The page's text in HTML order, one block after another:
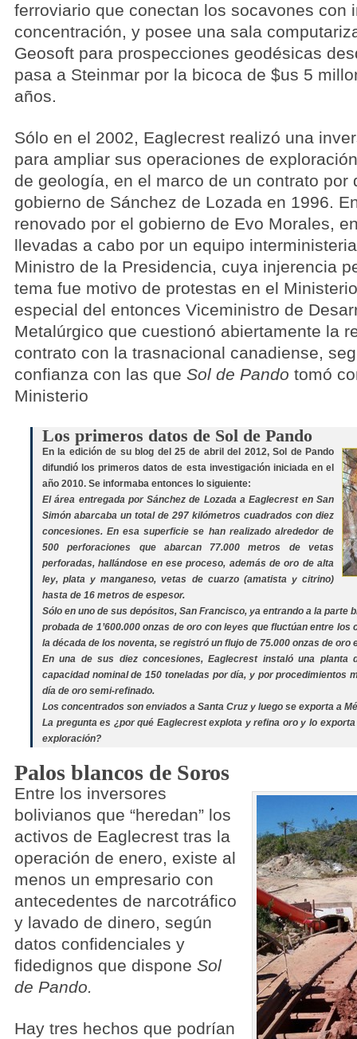
ferroviario que conectan los socavones con
concentración, y posee una sala
Geosoft para prospecciones geodésicas
pasa a Steinmar por la bicoca de $us 5
años.
Sólo en el 2002, Eaglecrest realizó una
para ampliar sus operaciones de
de geología, en el marco de un contrato por
gobierno de Sánchez de Lozada en 1996.
renovado por el gobierno de Evo Morales,
llevadas a cabo por un equipo
Ministro de la Presidencia, cuya injerencia
tema fue motivo de protestas en el
especial del entonces Viceministro de
Metalúrgico que cuestionó abiertamente la
contrato con la trasnacional canadiense,
confianza con las que Sol de Pando tomó
Ministerio
Los primeros datos de Sol de Pando
En la edición de su blog del 25 de abril del 2012, Sol de Pando
difundió los primeros datos de esta investigación iniciada en el
año 2010. Se informaba entonces lo siguiente:
El área entregada por Sánchez de Lozada a Eaglecrest en San
Simón abarcaba un total de 297 kilómetros cuadrados con diez
concesiones. En esa superficie se han realizado alrededor de
500 perforaciones que abarcan 77.000 metros de vetas
perforadas, hallándose en ese proceso, además de oro de alta
ley, plata y manganeso, vetas de cuarzo (amatista y citrino)
hasta de 16 metros de espesor.
Sólo en uno de sus depósitos, San Francisco, ya entrando a la parte
probada de 1’600.000 onzas de oro con leyes que fluctúan entre
la década de los noventa, se registró un flujo de 75.000 onzas de oro
En una de sus diez concesiones, Eaglecrest instaló una planta
capacidad nominal de 150 toneladas por día, y por procedimientos
día de oro semi-refinado.
Los concentrados son enviados a Santa Cruz y luego se exporta a
La pregunta es ¿por qué Eaglecrest explota y refina oro y lo
exploración?
Palos blancos de Soros
Entre los inversores
bolivianos que “heredan” los
activos de Eaglecrest tras la
operación de enero, existe al
menos un empresario con
antecedentes de narcotráfico
y lavado de dinero, según
datos confidenciales y
fidedignos que dispone Sol
de Pando.
Hay tres hechos que podrían